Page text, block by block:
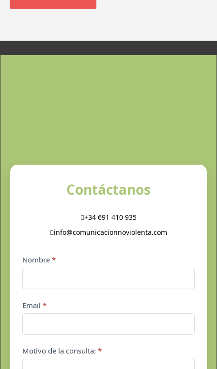
Contáctanos
+34 691 410 935
info@comunicacionnoviolenta.com
Contacto
pie
de
Nombre *
Email *
Motivo de la consulta: *